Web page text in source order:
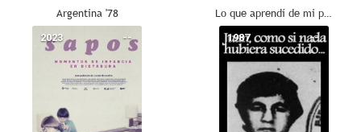
Argentina '78 Lo que aprendí de mi pingüino
--
2023 --
1987